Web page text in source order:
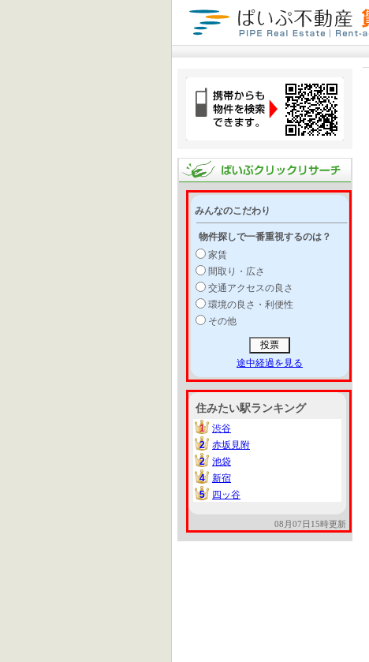
みんなのこだわり
物件探しで一番重視するのは？
家賃
間取り・広さ
交通アクセスの良さ
環境の良さ・利便性
その他
途中経過を見る
住みたい駅ランキング
1
1
渋谷
2
2
赤坂見附
2
2
池袋
4
4
新宿
5
5 四ッ谷
08月07日15時更新